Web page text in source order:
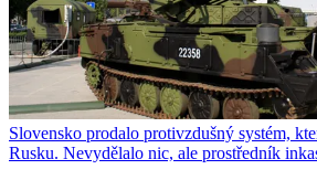
Slovensko prodalo protivzdušný systém,
Rusku. Nevydělalo nic, ale prostředník